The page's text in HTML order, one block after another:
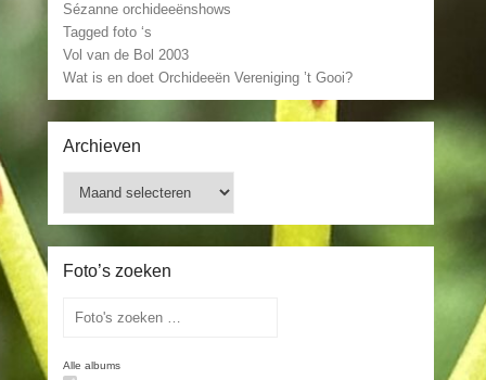
Sézanne orchideeënshows
Tagged foto ‘s
Vol van de Bol 2003
Wat is en doet Orchideeën Vereniging ’t Gooi?
Archieven
Foto’s zoeken
Alle albums